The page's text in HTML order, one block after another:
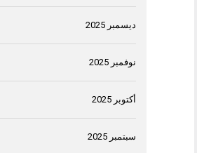
ديسمبر 2025
نوفمبر 2025
أكتوبر 2025
سبتمبر 2025